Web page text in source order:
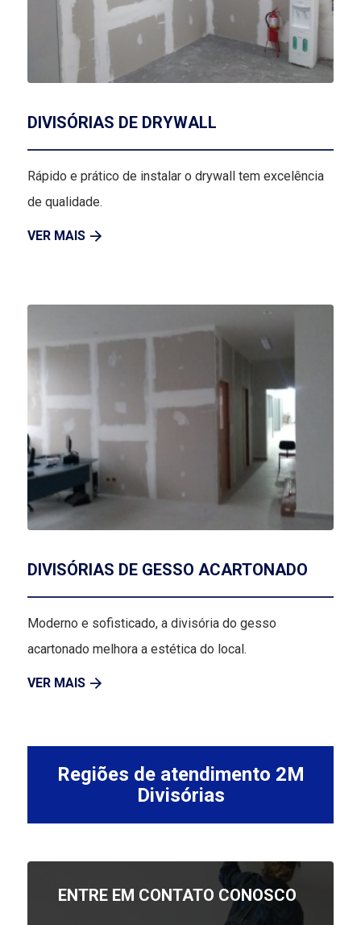
DIVISÓRIAS DE DRYWALL
Rápido e prático de instalar o drywall tem excelência
de qualidade.
VER MAIS
DIVISÓRIAS DE GESSO ACARTONADO
Moderno e sofisticado, a divisória do gesso
acartonado melhora a estética do local.
VER MAIS
Regiões de atendimento 2M
Divisórias
ENTRE EM CONTATO CONOSCO